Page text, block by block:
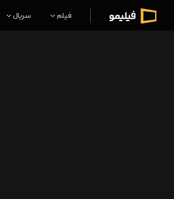
فیلم سریال